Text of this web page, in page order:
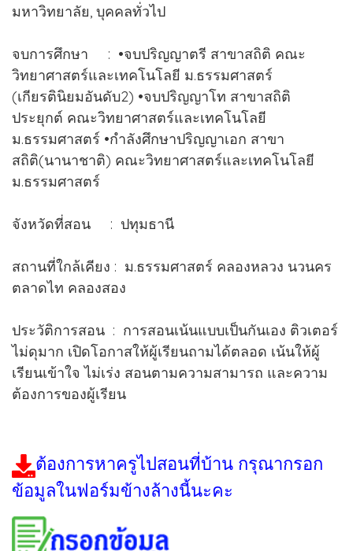
มหาวิทยาลัย, บุคคลทั่วไป
จบการศึกษา : •จบปริญญาตรี สาขาสถิติ คณะ
วิทยาศาสตร์และเทคโนโลยี ม.ธรรมศาสตร์
(เกียรตินิยมอันดับ2) •จบปริญญาโท สาขาสถิติ
ประยุกต์ คณะวิทยาศาสตร์และเทคโนโลยี
ม.ธรรมศาสตร์ •กำลังศึกษาปริญญาเอก สาขา
สถิติ(นานาชาติ) คณะวิทยาศาสตร์และเทคโนโลยี
ม.ธรรมศาสตร์
จังหวัดที่สอน : ปทุมธานี
สถานที่ใกล้เคียง : ม.ธรรมศาสตร์ คลองหลวง นวนคร
ตลาดไท คลองสอง
ประวัติการสอน : การสอนเน้นแบบเป็นกันเอง ติวเตอร์
ไม่ดุมาก เปิดโอกาสให้ผู้เรียนถามได้ตลอด เน้นให้ผู้
เรียนเข้าใจ ไม่เร่ง สอนตามความสามารถ และความ
ต้องการของผู้เรียน
ต้องการหาครูไปสอนที่บ้าน กรุณากรอก
ข้อมูลในฟอร์มข้างล้างนี้นะคะ